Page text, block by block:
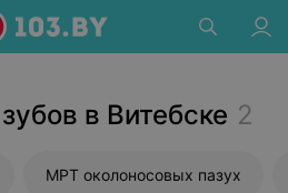
в Витебске 2
МРТ околоносовых пазух